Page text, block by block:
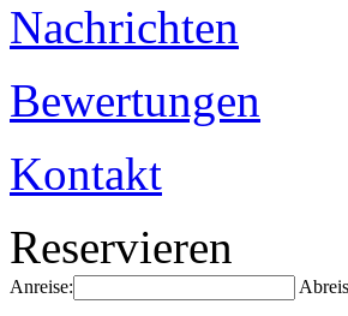
Nachrichten
Bewertungen
Kontakt
Reservieren
Anreise: